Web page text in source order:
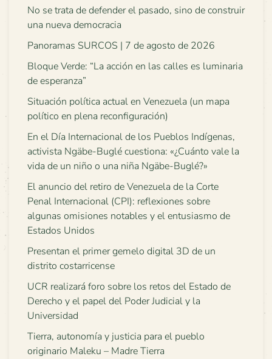
No se trata de defender el pasado, sino de construir
una nueva democracia
Panoramas SURCOS | 7 de agosto de 2026
Bloque Verde: “La acción en las calles es luminaria
de esperanza”
Situación política actual en Venezuela (un mapa
político en plena reconfiguración)
En el Día Internacional de los Pueblos Indígenas,
activista Ngäbe-Buglé cuestiona: «¿Cuánto vale la
vida de un niño o una niña Ngäbe-Buglé?»
El anuncio del retiro de Venezuela de la Corte
Penal Internacional (CPI): reflexiones sobre
algunas omisiones notables y el entusiasmo de
Estados Unidos
Presentan el primer gemelo digital 3D de un
distrito costarricense
UCR realizará foro sobre los retos del Estado de
Derecho y el papel del Poder Judicial y la
Universidad
Tierra, autonomía y justicia para el pueblo
originario Maleku – Madre Tierra